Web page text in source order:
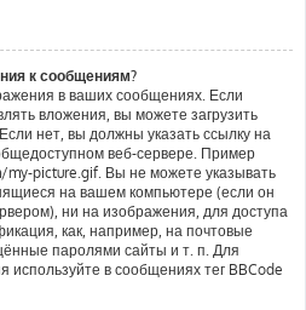
к сообщениям?
в ваших сообщениях. Если
вложения, вы можете загрузить
нет, вы должны указать ссылку на
веб-сервере. Пример
picture.gif. Вы не можете указывать
на вашем компьютере (если он
ни на изображения, для доступа
как, например, на почтовые
паролями сайты и т. п. Для
используйте в сообщениях тег BBCode